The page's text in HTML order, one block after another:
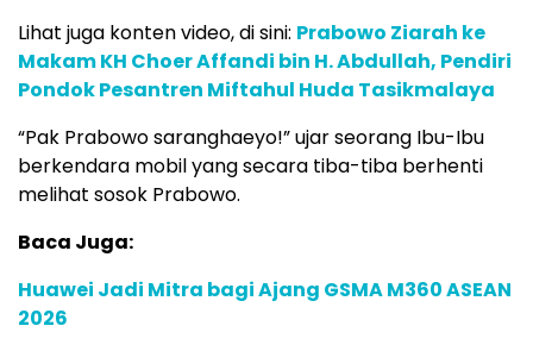
Lihat juga konten video, di sini: Prabowo Ziarah ke
Makam KH Choer Affandi bin H. Abdullah, Pendiri
Pondok Pesantren Miftahul Huda Tasikmalaya
“Pak Prabowo saranghaeyo!” ujar seorang Ibu-Ibu
berkendara mobil yang secara tiba-tiba berhenti
melihat sosok Prabowo.
Baca Juga:
Huawei Jadi Mitra bagi Ajang GSMA M360 ASEAN
2026